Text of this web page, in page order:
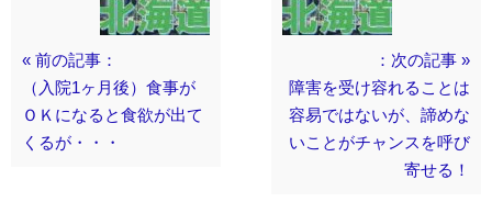
« 前の記事：
（入院1ヶ月後）食事が
ＯＫになると食欲が出て
くるが・・・
：次の記事 »
障害を受け容れることは
容易ではないが、諦めな
いことがチャンスを呼び
寄せる！